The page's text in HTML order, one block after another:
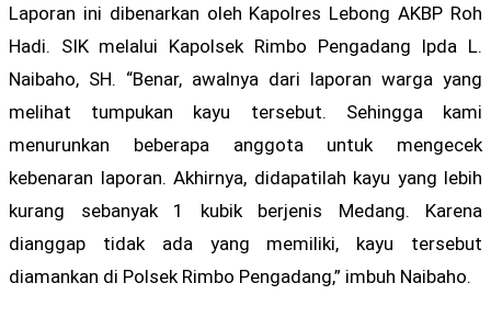
Laporan ini dibenarkan oleh Kapolres Lebong AKBP Roh
Hadi. SIK melalui Kapolsek Rimbo Pengadang Ipda L.
Naibaho, SH. “Benar, awalnya dari laporan warga yang
melihat tumpukan kayu tersebut. Sehingga kami
menurunkan beberapa anggota untuk mengecek
kebenaran laporan. Akhirnya, didapatilah kayu yang lebih
kurang sebanyak 1 kubik berjenis Medang. Karena
dianggap tidak ada yang memiliki, kayu tersebut
diamankan di Polsek Rimbo Pengadang,” imbuh Naibaho.